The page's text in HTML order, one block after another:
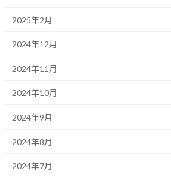
2025年2月
2024年12月
2024年11月
2024年10月
2024年9月
2024年8月
2024年7月